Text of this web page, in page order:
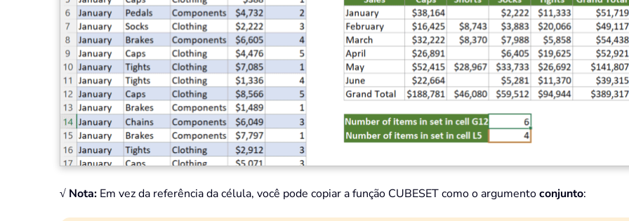
√ Nota: Em vez da referência da célula, você pode copiar a função CUBESET como o argumentoconjunto: